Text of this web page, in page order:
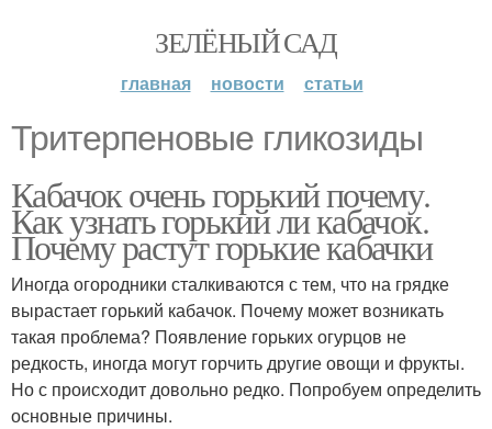
ЗЕЛЁНЫЙ САД
главная новости статьи
Тритерпеновые гликозиды
Кабачок очень горький почему.
Как узнать горький ли кабачок.
Почему растут горькие кабачки
Иногда огородники сталкиваются с тем, что на грядке
вырастает горький кабачок. Почему может возникать
такая проблема? Появление горьких огурцов не
редкость, иногда могут горчить другие овощи и фрукты.
Но с происходит довольно редко. Попробуем определить
основные причины.